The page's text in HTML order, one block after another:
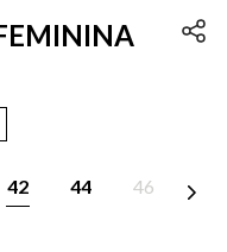
42 44 46